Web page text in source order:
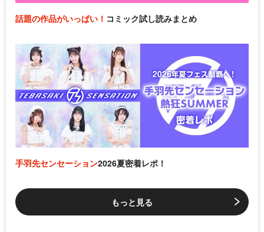
話題の作品がいっぱい！ コミック試し読みまとめ
手羽先センセーション2026夏密着レポ！
もっと見る